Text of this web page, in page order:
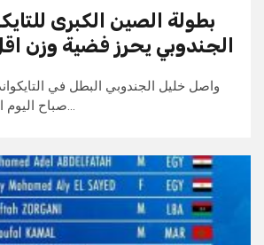
بطولة الصين الكبرى
الجندوبي يحرز فضية وزن اقل من
واصل خليل الجندوبي البطل في
صباح اليوم الاثنين 3 أفريل 2023…